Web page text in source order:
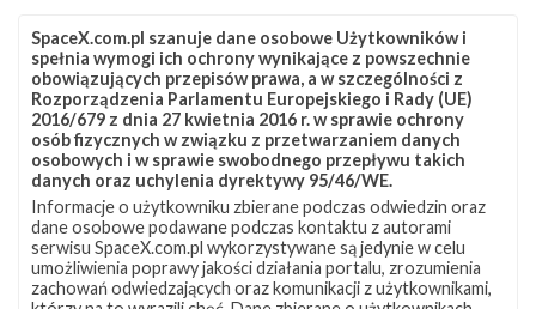
SpaceX.com.pl szanuje dane osobowe Użytkowników i
spełnia wymogi ich ochrony wynikające z powszechnie
obowiązujących przepisów prawa, a w szczególności z
Rozporządzenia Parlamentu Europejskiego i Rady (UE)
2016/679 z dnia 27 kwietnia 2016 r. w sprawie ochrony
osób fizycznych w związku z przetwarzaniem danych
osobowych i w sprawie swobodnego przepływu takich
danych oraz uchylenia dyrektywy 95/46/WE.
Informacje o użytkowniku zbierane podczas odwiedzin oraz
dane osobowe podawane podczas kontaktu z autorami
serwisu SpaceX.com.pl wykorzystywane są jedynie w celu
umożliwienia poprawy jakości działania portalu, zrozumienia
zachowań odwiedzających oraz komunikacji z użytkownikami,